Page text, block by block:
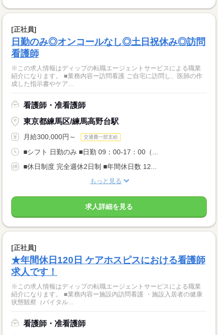
[正社員]
日勤のみ◎オンコールなし◎土日祝休み◎訪問
看護師
※この求人情報はディップの転職エージェントサービスによる職業
紹介になります。 ■業務内容ー訪問看護 ご自宅に訪問し、医師の作
成した指示書やケア...
看護師・准看護師
東京都練馬区/練馬高野台駅
月給300,000円～ 交通費一部支給
■シフト 日勤のみ ■日勤 09：00-17：00（...
■休日制度 完全週休2日制 ■年間休日数 12...
もっと見る
求人詳細を見る
[正社員]
★年間休日120日 ケアホスピスにおける看護師
求人です！
※この求人情報はディップの転職エージェントサービスによる職業
紹介になります。 ■業務内容ー施設内訪問看護 ・施設入居者の健康
状態観察（バイタル...
看護師・准看護師